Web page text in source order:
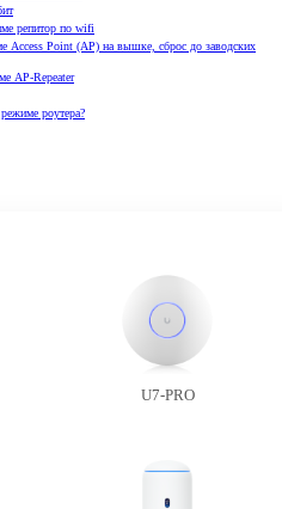
репитор по wifi
Access Point (AP) на вышке, сброс до заводских
AP-Repeater
роутера?
U7-PRO